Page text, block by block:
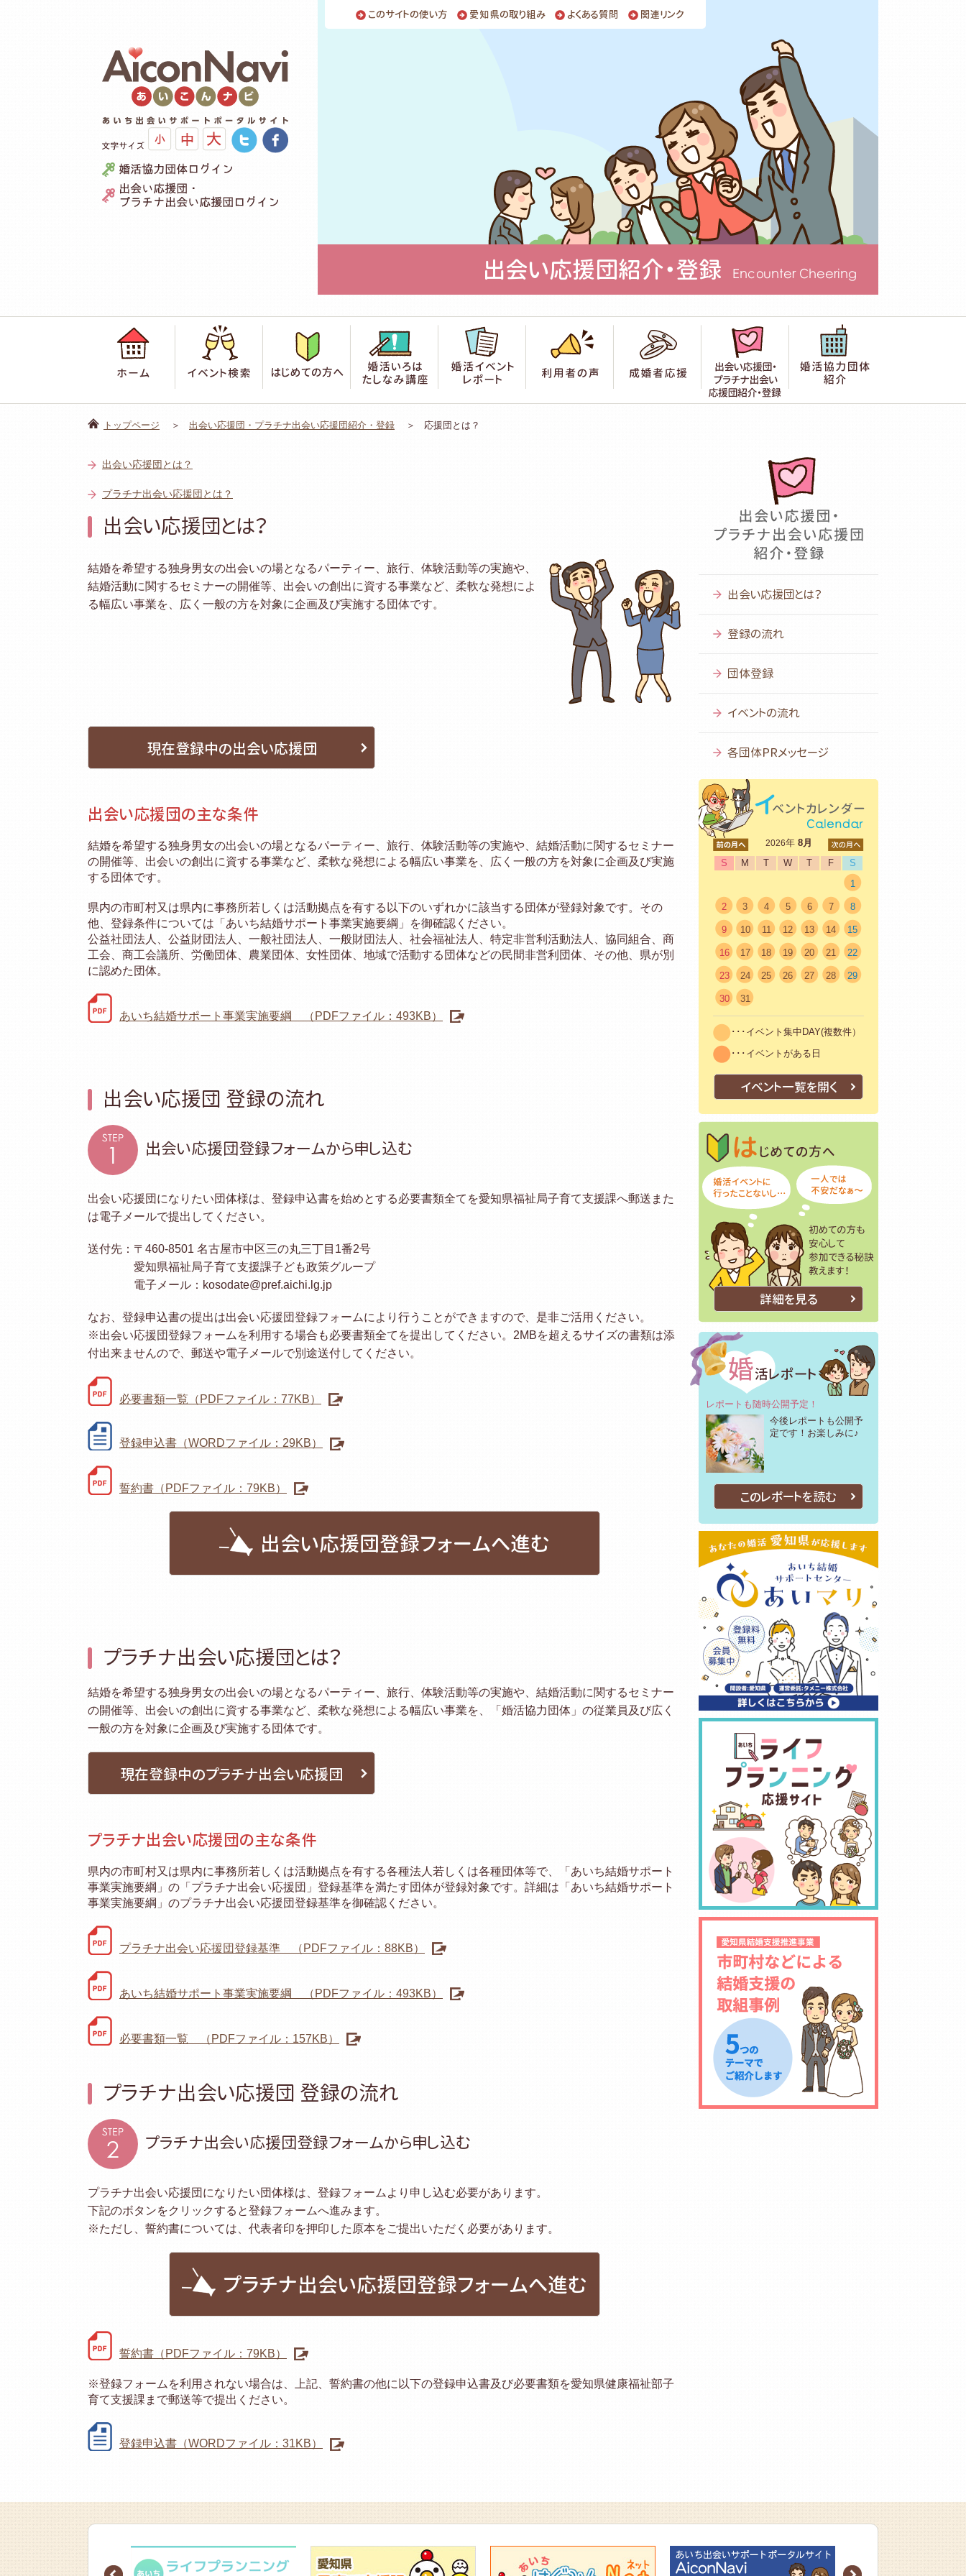
このサイトの使い方 愛知県の取り組み よくある質問 関連リンク
出会い応援団紹介・登録 Encounter Cheering
婚活いろは たしなみ講座婚活イベントレポート 出会い応援団紹介・登録
トップページ 出会い応援団・プラチナ出会い応援団紹介・登録 応援団とは？
出会い応援団とは？
プラチナ出会い応援団とは？
出会い応援団とは？
結婚を希望する独身男女の出会いの場となるパーティー、旅行、体験活動等の実施や、
結婚活動に関するセミナーの開催等、出会いの創出に資する事業など、柔軟な発想によ
る幅広い事業を、広く一般の方を対象に企画及び実施する団体です。
現在登録中の出会い応援団
出会い応援団の主な条件
結婚を希望する独身男女の出会いの場となるパーティー、旅行、体験活動等の実施や、結婚活動に関するセミナー
の開催等、出会いの創出に資する事業など、柔軟な発想による幅広い事業を、広く一般の方を対象に企画及び実施
する団体です。
県内の市町村又は県内に事務所若しくは活動拠点を有する以下のいずれかに該当する団体が登録対象です。その
他、登録条件については「あいち結婚サポート事業実施要綱」を御確認ください。
公益社団法人、公益財団法人、一般社団法人、一般財団法人、社会福祉法人、特定非営利活動法人、協同組合、商
工会、商工会議所、労働団体、農業団体、女性団体、地域で活動する団体などの民間非営利団体、その他、県が別
に認めた団体。
あいち結婚サポート事業実施要綱 （PDFファイル：493KB）
出会い応援団 登録の流れ
STEP
1 出会い応援団登録フォームから申し込む
出会い応援団になりたい団体様は、登録申込書を始めとする必要書類全てを愛知県福祉局子育て支援課へ郵送また
は電子メールで提出してください。
送付先： 〒460-8501 名古屋市中区三の丸三丁目1番2号
愛知県福祉局子育て支援課子ども政策グループ
電子メール：kosodate@pref.aichi.lg.jp
なお、登録申込書の提出は出会い応援団登録フォームにより行うことができますので、是非ご活用ください。
※出会い応援団登録フォームを利用する場合も必要書類全てを提出してください。2MBを超えるサイズの書類は添
付出来ませんので、郵送や電子メールで別途送付してください。
必要書類一覧（PDFファイル：77KB）
登録申込書（WORDファイル：29KB）
誓約書（PDFファイル：79KB）
出会い応援団登録フォームへ進む
プラチナ出会い応援団とは？
結婚を希望する独身男女の出会いの場となるパーティー、旅行、体験活動等の実施や、結婚活動に関するセミナー
の開催等、出会いの創出に資する事業など、柔軟な発想による幅広い事業を、「婚活協力団体」の従業員及び広く
一般の方を対象に企画及び実施する団体です。
現在登録中のプラチナ出会い応援団
プラチナ出会い応援団の主な条件
県内の市町村又は県内に事務所若しくは活動拠点を有する各種法人若しくは各種団体等で、「あいち結婚サポート
事業実施要綱」の「プラチナ出会い応援団」登録基準を満たす団体が登録対象です。詳細は「あいち結婚サポート
事業実施要綱」のプラチナ出会い応援団登録基準を御確認ください。
プラチナ出会い応援団登録基準 （PDFファイル：88KB）
あいち結婚サポート事業実施要綱 （PDFファイル：493KB）
必要書類一覧 （PDFファイル：157KB）
プラチナ出会い応援団 登録の流れ
STEP
2 プラチナ出会い応援団登録フォームから申し込む
プラチナ出会い応援団になりたい団体様は、登録フォームより申し込む必要があります。
下記のボタンをクリックすると登録フォームへ進みます。
※ただし、誓約書については、代表者印を押印した原本をご提出いただく必要があります。
プラチナ出会い応援団登録フォームへ進む
誓約書（PDFファイル：79KB）
※登録フォームを利用されない場合は、上記、誓約書の他に以下の登録申込書及び必要書類を愛知県健康福祉部子
育て支援課まで郵送等で提出ください。
登録申込書（WORDファイル：31KB）
出会い応援団とは？
登録の流れ
団体登録
イベントの流れ
各団体PRメッセージ
2026年 8月
S
M T W T F
S
1
2 3 4 5 6 7 8
9 10 11 12 13 14 15
16 17 18 19 20 21 22
23 24 25 26 27 28 29
30 31
･･･イベント集中DAY(複数件）
･･･イベントがある日
イベント一覧を開く
詳細を見る
レポートも随時公開予定！
今後レポートも公開予
定です！お楽しみに♪
このレポートを読む
Prev